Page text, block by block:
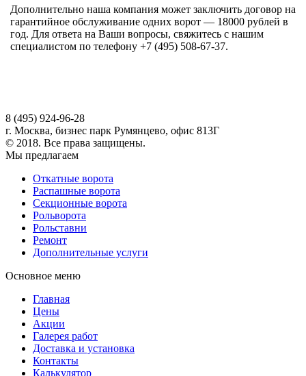
Дополнительно наша компания может заключить договор на
гарантийное обслуживание одних ворот — 18000 рублей в
год. Для ответа на Ваши вопросы, свяжитесь с нашим
специалистом по телефону +7 (495) 508-67-37.
8 (495) 924-96-28
г. Москва, бизнес парк Румянцево, офис 813Г
© 2018. Все права защищены.
Мы предлагаем
Откатные ворота
Распашные ворота
Секционные ворота
Рольворота
Рольставни
Ремонт
Дополнительные услуги
Основное меню
Главная
Цены
Акции
Галерея работ
Доставка и установка
Контакты
Калькулятор